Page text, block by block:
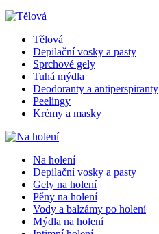
Tělová
Depilační vosky a pasty
Sprchové gely
Tuhá mýdla
Deodoranty a antiperspiranty
Peelingy
Krémy a masky
Na holení
Depilační vosky a pasty
Gely na holení
Pěny na holení
Vody a balzámy po holení
Mýdla na holení